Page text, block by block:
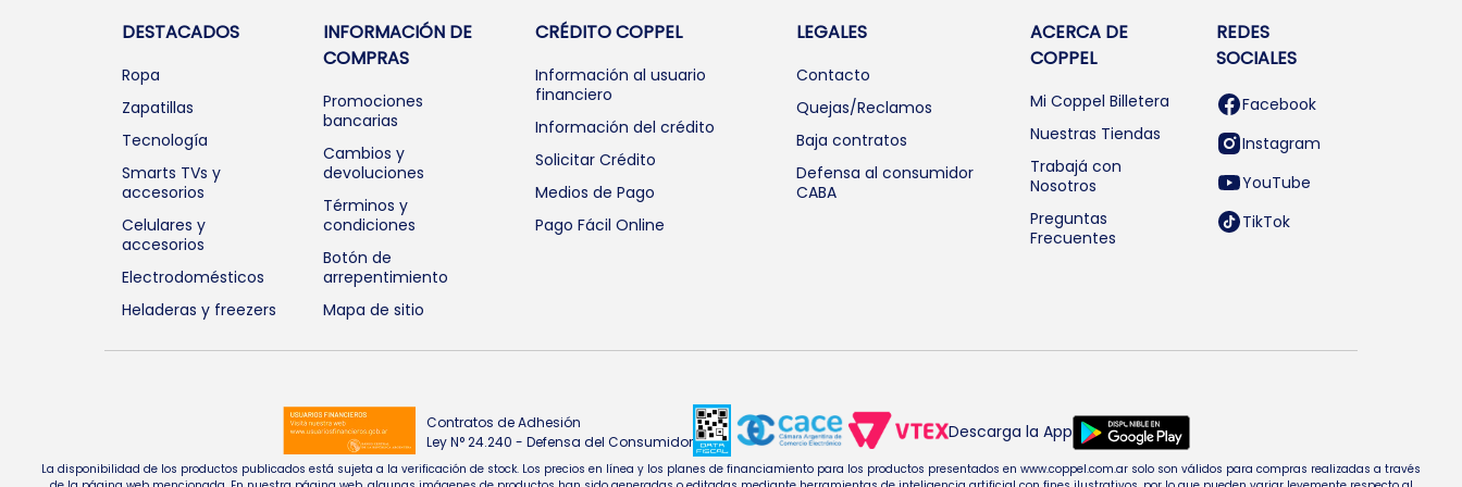
DESTACADOS
Ropa
Zapatillas
Tecnología
Smarts TVs y
accesorios
Celulares y
accesorios
Electrodomésticos
Heladeras y freezers
INFORMACIÓN DE
COMPRAS
Promociones
bancarias
Cambios y
devoluciones
Términos y
condiciones
Botón de
arrepentimiento
Mapa de sitio
CRÉDITO COPPEL
Información al usuario
financiero
Información del crédito
Solicitar Crédito
Medios de Pago
Pago Fácil Online
LEGALES
Contacto
Quejas/Reclamos
Baja contratos
Defensa al consumidor
CABA
ACERCA DE
COPPEL
Mi Coppel Billetera
Nuestras Tiendas
Trabajá con
Nosotros
Preguntas
Frecuentes
REDES
SOCIALES
Facebook
Instagram
YouTube
TikTok
Contratos de Adhesión
Ley N° 24.240 - Defensa del Consumidor
Descarga la App
La disponibilidad de los productos publicados está sujeta a la verificación de stock. Los precios en línea y los planes de financiamiento para los productos presentados en www.coppel.com.ar solo son válidos para compras realizadas a través